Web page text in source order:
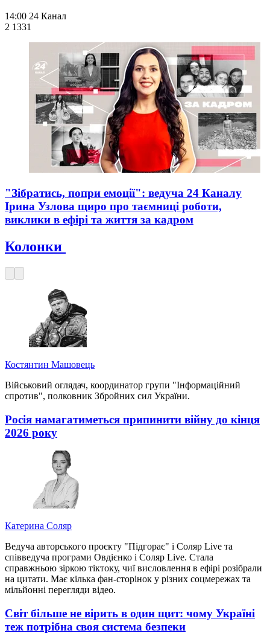
14:00 24 Канал
2 1331
"Зібратись, попри емоції": ведуча 24 Каналу
Ірина Узлова щиро про таємниці роботи,
виклики в ефірі та життя за кадром
Колонки
Костянтин Машовець
Військовий оглядач, координатор групи "Інформаційний
спротив", полковник Збройних сил України.
Росія намагатиметься припинити війну до кінця
2026 року
Катерина Соляр
Ведуча авторського проєкту "Підгорає" і Соляр Live та
співведуча програми Овдієнко і Соляр Live. Стала
справжньою зіркою тіктоку, чиї висловлення в ефірі розібрали
на цитати. Має кілька фан-сторінок у різних соцмережах та
мільйонні перегляди відео.
Світ більше не вірить в один щит: чому Україні
теж потрібна своя система безпеки